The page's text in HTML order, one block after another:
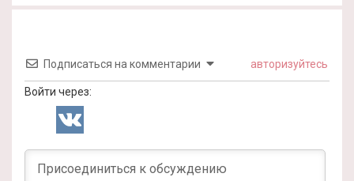
Подписаться на комментарии авторизуйтесь
Войти через: